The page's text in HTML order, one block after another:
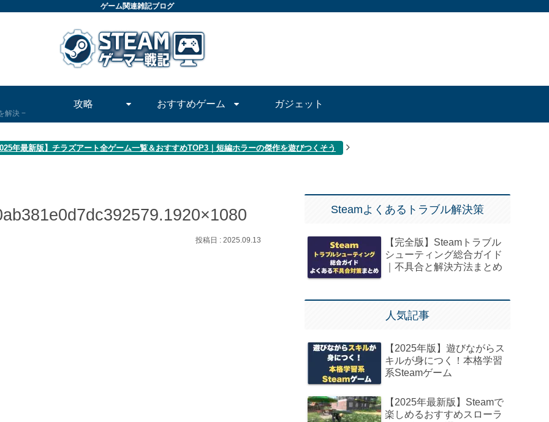
ゲーム関連雑記ブログ
解決
攻略 おすすめゲーム ガジェット
年最新版】チラズアート全ゲーム一覧＆おすすめTOP3｜短編ホラーの傑作を遊びつくそう
2025.09.13
Steamよくあるトラブル解決策
【完全版】Steamトラブル
シューティング総合ガイド
｜不具合と解決方法まとめ
人気記事
【2025年版】遊びながらス
キルが身につく！本格学習
系Steamゲーム
【2025年最新版】Steamで
楽しめるおすすめスローラ